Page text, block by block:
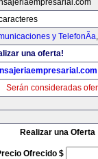
y TelefonÃ­a
una oferta!
Serán consideradas
Realizar una Oferta
Ofrecido $